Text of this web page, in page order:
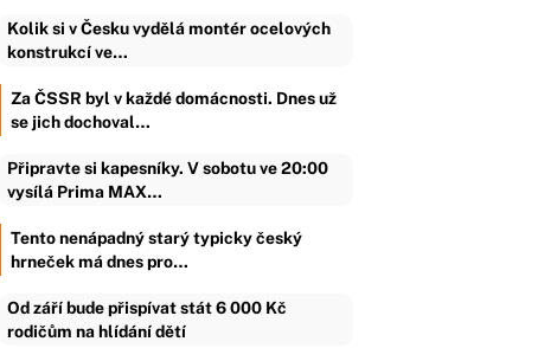
Kolik si v Česku vydělá montér ocelových
konstrukcí ve…
Za ČSSR byl v každé domácnosti. Dnes už
se jich dochoval…
Připravte si kapesníky. V sobotu ve 20:00
vysílá Prima MAX…
Tento nenápadný starý typicky český
hrneček má dnes pro…
Od září bude přispívat stát 6 000 Kč
rodičům na hlídání dětí